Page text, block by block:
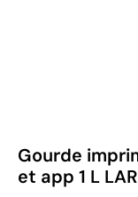
Gourde
et app 1 L